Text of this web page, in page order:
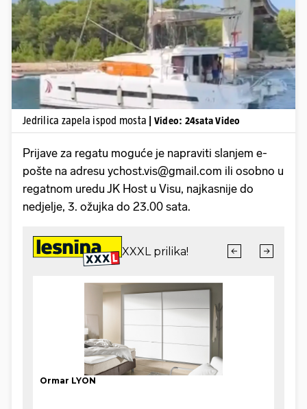
Pokretanje videa...
Jedrilica zapela ispod mosta | Video: 24sata Video
Prijave za regatu moguće je napraviti slanjem e-
pošte na adresu ychost.vis@gmail.com ili osobno u
regatnom uredu JK Host u Visu, najkasnije do
nedjelje, 3. ožujka do 23.00 sata.